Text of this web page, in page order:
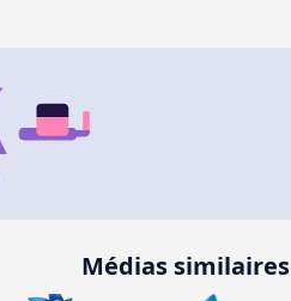
Médias similaires